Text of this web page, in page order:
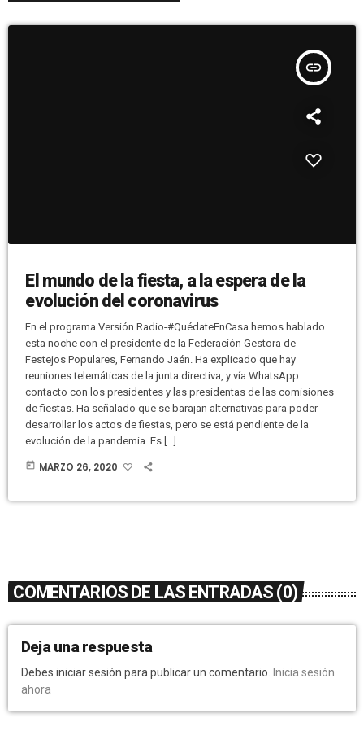
insert_link
El mundo de la fiesta, a la espera de la
evolución del coronavirus
En el programa Versión Radio-#QuédateEnCasa hemos hablado
esta noche con el presidente de la Federación Gestora de
Festejos Populares, Fernando Jaén. Ha explicado que hay
reuniones telemáticas de la junta directiva, y vía WhatsApp
contacto con los presidentes y las presidentas de las comisiones
de fiestas. Ha señalado que se barajan alternativas para poder
desarrollar los actos de fiestas, pero se está pendiente de la
evolución de la pandemia. Es […]
today MARZO 26, 2020
COMENTARIOS DE LAS ENTRADAS (0)
Deja una respuesta
Debes iniciar sesión para publicar un comentario.
Inicia sesión
ahora